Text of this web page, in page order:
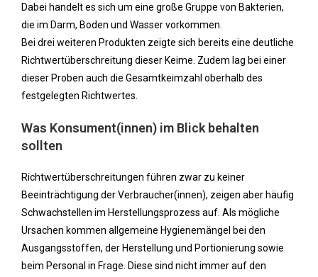
Dabei handelt es sich um eine große Gruppe von Bakterien,
die im Darm, Boden und Wasser vorkommen.
Bei drei weiteren Produkten zeigte sich bereits eine deutliche
Richtwertüberschreitung dieser Keime. Zudem lag bei einer
dieser Proben auch die Gesamtkeimzahl oberhalb des
festgelegten Richtwertes.
Was Konsument(innen) im Blick behalten
sollten
Richtwertüberschreitungen führen zwar zu keiner
Beeinträchtigung der Verbraucher(innen), zeigen aber häufig
Schwachstellen im Herstellungsprozess auf. Als mögliche
Ursachen kommen allgemeine Hygienemängel bei den
Ausgangsstoffen, der Herstellung und Portionierung sowie
beim Personal in Frage. Diese sind nicht immer auf den